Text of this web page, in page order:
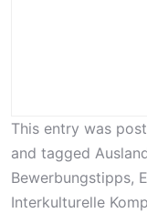
This entry was
and tagged
Bewerbungstipps,
Interkulturelle